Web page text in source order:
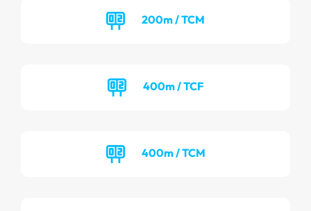
200m / TCM
400m / TCF
400m / TCM